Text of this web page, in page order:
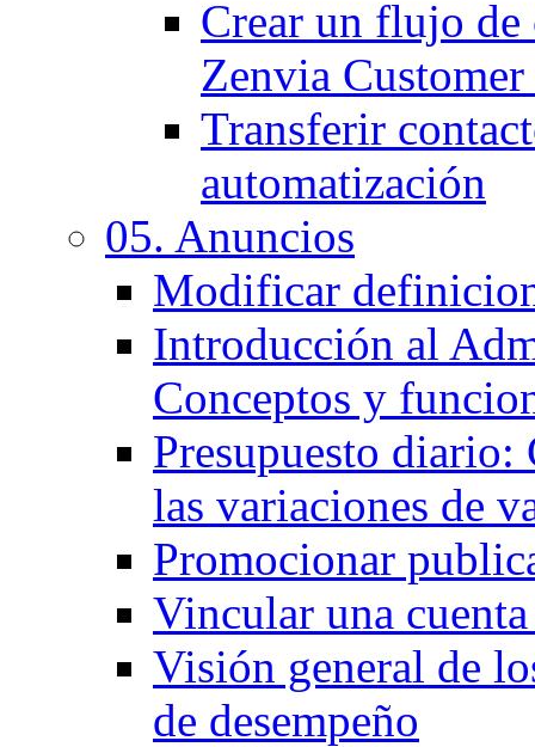
Crear un flujo de
Zenvia
Transferir
automatización
05. Anuncios
Modificar
Introducción al
Conceptos y
Presupuesto
las variaciones de
Promocionar
Vincular una
Visión general de
de desempeño